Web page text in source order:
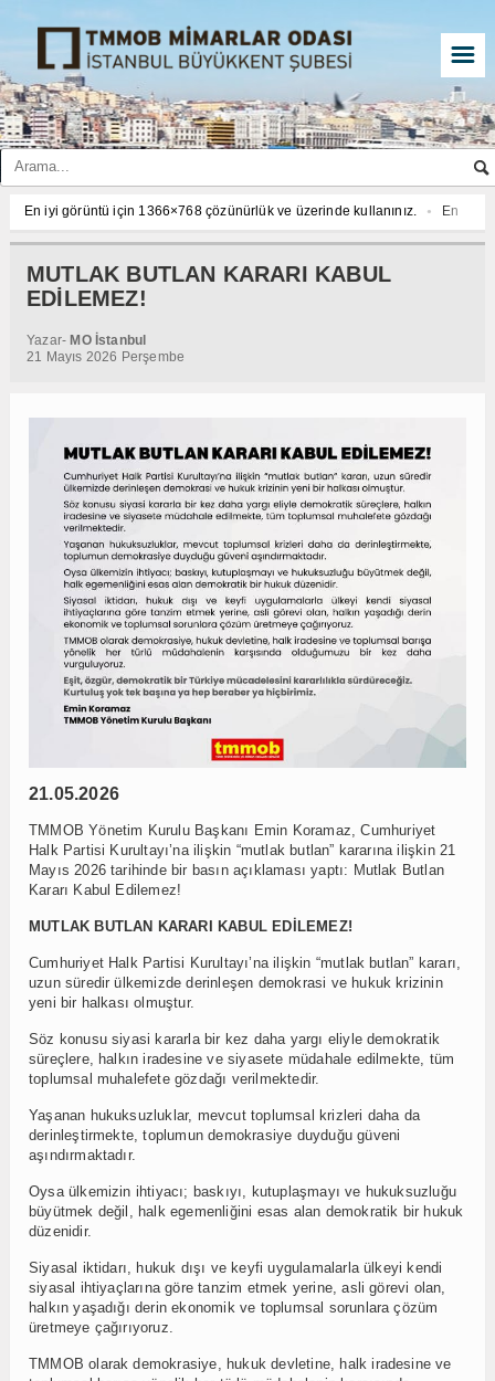
☰
En iyi görüntü için 1366×768 çözünürlük ve üzerinde kullanınız.
En iyi
En iyi görüntü için 1366×768 çözünürlük ve üzerinde kullanınız.
MUTLAK BUTLAN KARARI KABUL
EDİLEMEZ!
Yazar- MO İstanbul
21 Mayıs 2026 Perşembe
21.05.2026
TMMOB Yönetim Kurulu Başkanı Emin Koramaz, Cumhuriyet
Halk Partisi Kurultayı’na ilişkin “mutlak butlan” kararına ilişkin 21
Mayıs 2026 tarihinde bir basın açıklaması yaptı: Mutlak Butlan
Kararı Kabul Edilemez!
MUTLAK BUTLAN KARARI KABUL EDİLEMEZ!
Cumhuriyet Halk Partisi Kurultayı’na ilişkin “mutlak butlan” kararı,
uzun süredir ülkemizde derinleşen demokrasi ve hukuk krizinin
yeni bir halkası olmuştur.
Söz konusu siyasi kararla bir kez daha yargı eliyle demokratik
süreçlere, halkın iradesine ve siyasete müdahale edilmekte, tüm
toplumsal muhalefete gözdağı verilmektedir.
Yaşanan hukuksuzluklar, mevcut toplumsal krizleri daha da
derinleştirmekte, toplumun demokrasiye duyduğu güveni
aşındırmaktadır.
Oysa ülkemizin ihtiyacı; baskıyı, kutuplaşmayı ve hukuksuzluğu
büyütmek değil, halk egemenliğini esas alan demokratik bir hukuk
düzenidir.
Siyasal iktidarı, hukuk dışı ve keyfi uygulamalarla ülkeyi kendi
siyasal ihtiyaçlarına göre tanzim etmek yerine, asli görevi olan,
halkın yaşadığı derin ekonomik ve toplumsal sorunlara çözüm
üretmeye çağırıyoruz.
TMMOB olarak demokrasiye, hukuk devletine, halk iradesine ve